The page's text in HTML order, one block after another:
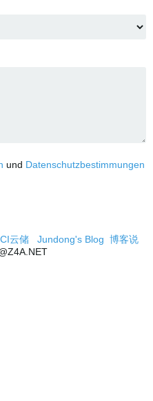
und Datenschutzbestimmungen
云储 Jundong's Blog 博客说